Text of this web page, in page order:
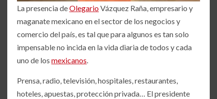
La presencia deOlegarioVázquez Raña, empresario y
maganate mexicano en el sector de los negocios y
comercio del país, es tal que para algunos es tan solo
impensable no incida en la vida diaria de todos y cada
uno de los mexicanos.
Prensa, radio, televisión, hospitales, restaurantes,
hoteles, apuestas, protección privada… El presidente